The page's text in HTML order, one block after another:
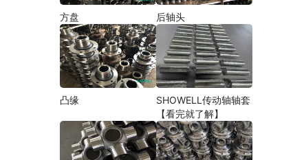
方盘 后轴头
凸缘
SHOWELL传动轴轴套
【看完就了解】